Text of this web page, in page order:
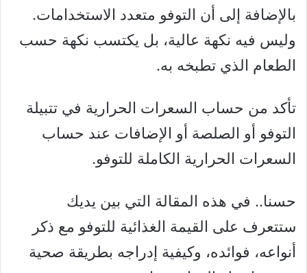
بالإضافة إلى أن التوفو متعدد الاستخدامات.
وليس فيه نكهة عالية، بل يكتسب نكهة حسب
الطعام الذي تطبخه به.
تأكد من حساب السعرات الحرارية في تتبيلة
التوفو أو الصلصة أو الإضافات عند حساب
السعرات الحرارية الكاملة للتوفو.
حسنا.. في هذه المقالة التي بين يديك
ستتعرف على القيمة الغذائية للتوفو مع ذكر
أنواعه، فوائده، وكيفية إدراجه بطريقة صحية